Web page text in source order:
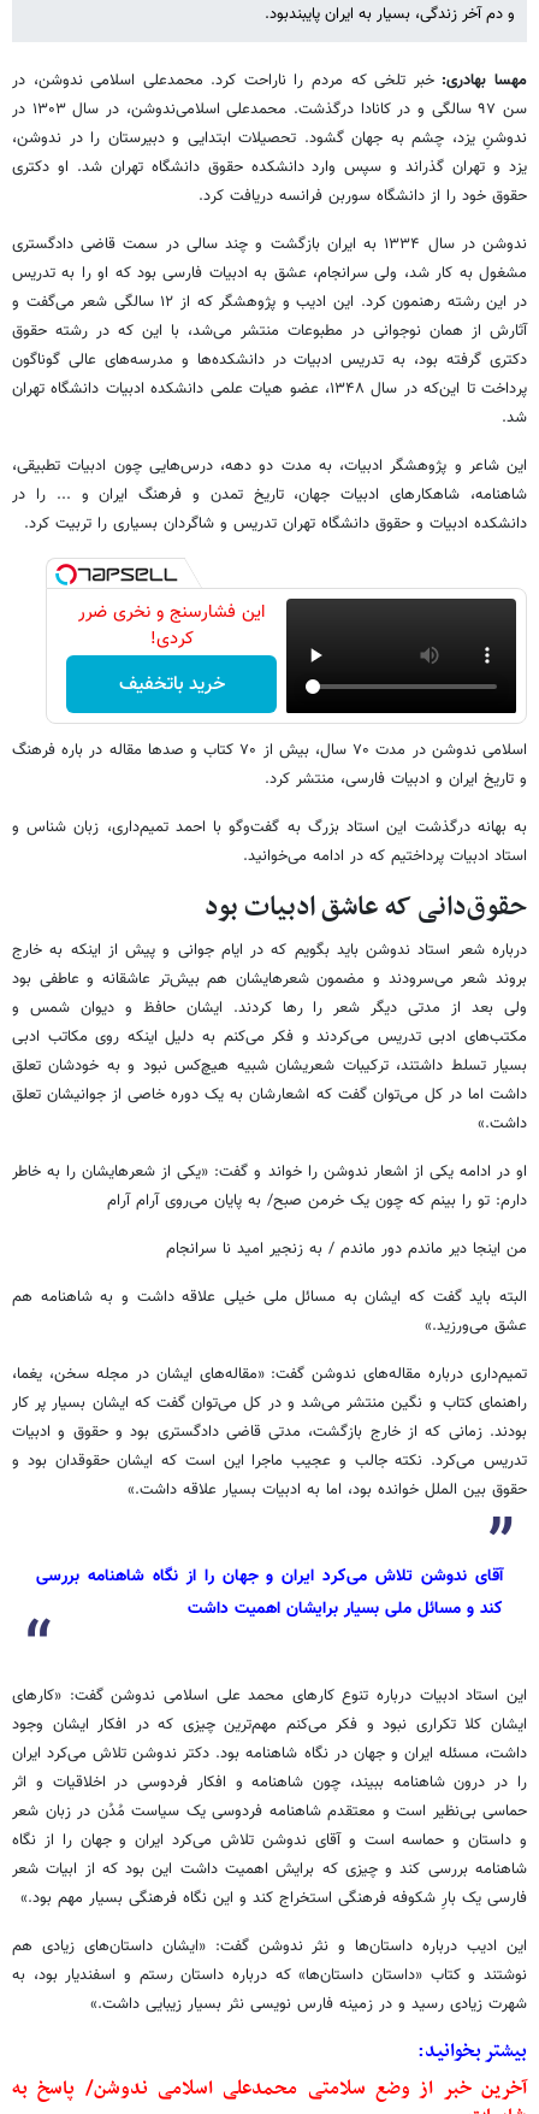
و دم آخر زندگی، بسیار به ایران پایبندبود.
مهسا بهادری:خبر تلخی که مردم را ناراحت کرد. محمدعلی اسلامی ندوشن، در
سن ۹۷ سالگی و در کانادا درگذشت. محمدعلی اسلامی‌ندوشن، در سال ۱۳۰۳ در
ندوشنِ یزد، چشم به جهان گشود. تحصیلات ابتدایی و دبیرستان را در ندوشن،
یزد و تهران گذراند و سپس وارد دانشکده حقوق دانشگاه تهران شد. او دکتری
حقوق خود را از دانشگاه سوربن فرانسه دریافت کرد.
ندوشن در سال ۱۳۳۴ به ایران بازگشت و چند سالی در سمت قاضی دادگستری
مشغول به کار شد، ولی سرانجام، عشق به ادبیات فارسی بود که او را به تدریس
در این رشته رهنمون کرد. این ادیب و پژوهشگر که از ۱۲ سالگی شعر می‌گفت و
آثارش از همان نوجوانی در مطبوعات منتشر می‌شد، با این که در رشته حقوق
دکتری گرفته بود، به تدریس ادبیات در دانشکده‌ها و مدرسه‌های عالی گوناگون
پرداخت تا این‌که در سال ۱۳۴۸، عضو هیات علمی دانشکده ادبیات دانشگاه تهران
شد.
این شاعر و پژوهشگر ادبیات، به مدت دو دهه، درس‌هایی چون ادبیات تطبیقی،
شاهنامه، شاهکارهای ادبیات جهان، تاریخ تمدن و فرهنگ ایران و ... را در
دانشکده ادبیات و حقوق دانشگاه تهران تدریس و شاگردان بسیاری را تربیت کرد.
این فشارسنج و نخری ضرر
کردی!
خرید باتخفیف
اسلامی ندوشن در مدت ۷۰ سال، بیش از ۷۰ کتاب و صدها مقاله در باره فرهنگ
و تاریخ ایران و ادبیات فارسی، منتشر کرد.
به بهانه درگذشت این استاد بزرگ به گفت‌وگو با احمد تمیم‌داری، زبان شناس و
استاد ادبیات پرداختیم که در ادامه می‌خوانید.
حقوق‌دانی که عاشق ادبیات بود
درباره شعر استاد ندوشن باید بگویم که در ایام جوانی و پیش از اینکه به خارج
بروند شعر می‌سرودند و مضمون شعرهایشان هم بیش‌تر عاشقانه و عاطفی بود
ولی بعد از مدتی دیگر شعر را رها کردند. ایشان حافظ و دیوان شمس و
مکتب‌های ادبی تدریس می‌کردند و فکر می‌کنم به دلیل اینکه روی مکاتب ادبی
بسیار تسلط داشتند، ترکیبات شعریشان شبیه هیچ‌کس نبود و به خودشان تعلق
داشت اما در کل می‌توان گفت که اشعارشان به یک دوره خاصی از جوانیشان تعلق
داشت.»
او در ادامه یکی از اشعار ندوشن را خواند و گفت: «یکی از شعرهایشان را به خاطر
دارم: تو را بینم که چون یک خرمن صبح/ به پایان می‌روی آرام آرام
من اینجا دیر ماندم دور ماندم / به زنجیر امید نا سرانجام
البته باید گفت که ایشان به مسائل ملی خیلی علاقه داشت و به شاهنامه هم
عشق می‌ورزید.»
تمیم‌داری درباره مقاله‌های ندوشن گفت: «مقاله‌های ایشان در مجله سخن، یغما،
راهنمای کتاب و نگین منتشر می‌شد و در کل می‌توان گفت که ایشان بسیار پر کار
بودند. زمانی که از خارج بازگشت، مدتی قاضی دادگستری بود و حقوق و ادبیات
تدریس می‌کرد. نکته جالب و عجیب ماجرا این است که ایشان حقوقدان بود و
حقوق بین الملل خوانده بود، اما به ادبیات بسیار علاقه داشت.»
آقای ندوشن تلاش می‌کرد ایران و جهان را از نگاه شاهنامه بررسی
کند و مسائل ملی بسیار برایشان اهمیت داشت
این استاد ادبیات درباره تنوع کارهای محمد علی اسلامی ندوشن گفت: «کارهای
ایشان کلا تکراری نبود و فکر می‌کنم مهم‌ترین چیزی که در افکار ایشان وجود
داشت، مسئله ایران و جهان در نگاه شاهنامه بود. دکتر ندوشن تلاش می‌کرد ایران
را در درون شاهنامه ببیند، چون شاهنامه و افکار فردوسی در اخلاقیات و اثر
حماسی بی‌نظیر است و معتقدم شاهنامه فردوسی یک سیاست مُدُن در زبان شعر
و داستان و حماسه است و آقای ندوشن تلاش می‌کرد ایران و جهان را از نگاه
شاهنامه بررسی کند و چیزی که برایش اهمیت داشت این بود که از ابیات شعر
فارسی یک‌ بارِ شکوفه فرهنگی استخراج کند و این نگاه فرهنگی بسیار مهم بود.»
این ادیب درباره داستان‌ها و نثر ندوشن گفت: «ایشان داستان‌های زیادی هم
نوشتند و کتاب «داستان داستان‌ها» که درباره داستان رستم و اسفندیار بود، به
شهرت زیادی رسید و در زمینه فارس نویسی نثر بسیار زیبایی داشت.»
بیشتر بخوانید:
آخرین خبر از وضع سلامتی محمدعلی اسلامی ندوشن/ پاسخ به